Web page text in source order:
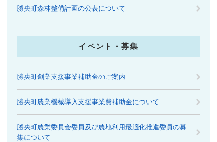
勝央町森林整備計画の公表について
イベント・募集
勝央町創業支援事業補助金のご案内
勝央町農業機械導入支援事業費補助金について
勝央町農業委員会委員及び農地利用最適化推進委員の募
集について